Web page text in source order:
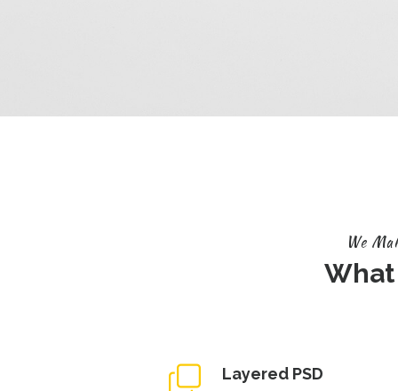
We
What
Layered PSD